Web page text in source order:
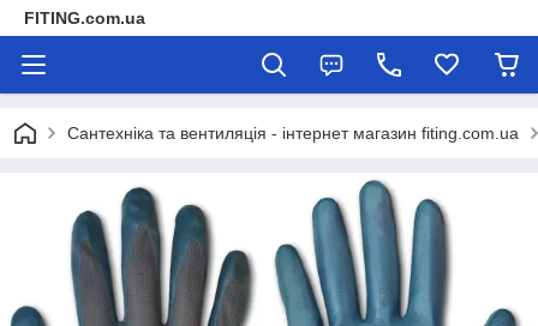
FITING.com.ua
Сантехніка та вентиляція - інтернет магазин fiting.com.ua